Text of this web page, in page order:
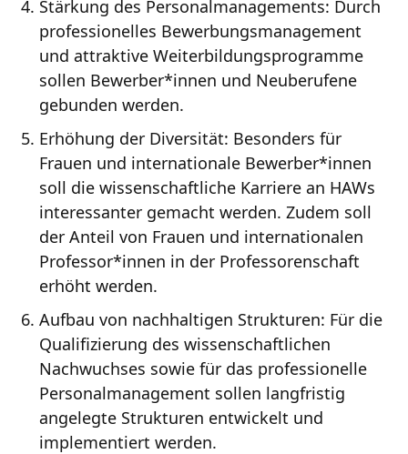
Stärkung des Personalmanagements: Durch
professionelles Bewerbungsmanagement
und attraktive Weiterbildungsprogramme
sollen Bewerber*innen und Neuberufene
gebunden werden.
Erhöhung der Diversität: Besonders für
Frauen und internationale Bewerber*innen
soll die wissenschaftliche Karriere an HAWs
interessanter gemacht werden. Zudem soll
der Anteil von Frauen und internationalen
Professor*innen in der Professorenschaft
erhöht werden.
Aufbau von nachhaltigen Strukturen: Für die
Qualifizierung des wissenschaftlichen
Nachwuchses sowie für das professionelle
Personalmanagement sollen langfristig
angelegte Strukturen entwickelt und
implementiert werden.